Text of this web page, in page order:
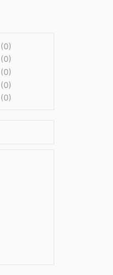
(0)
(0)
(0)
(0)
(0)